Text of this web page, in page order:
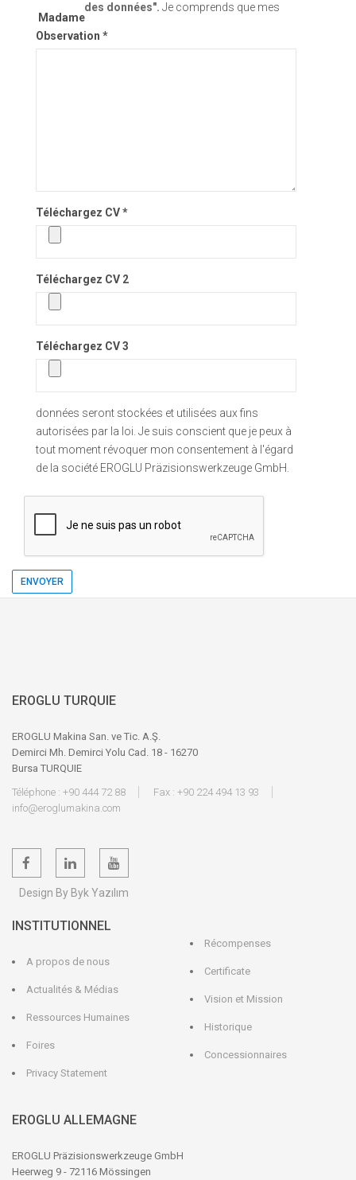
Madame
Observation *
Téléchargez CV *
Téléchargez CV 2
Téléchargez CV 3
des données". Je comprends que mes
données seront stockées et utilisées aux fins
autorisées par la loi. Je suis conscient que je peux à
tout moment révoquer mon consentement à l'égard
de la société EROGLU Präzisionswerkzeuge GmbH.
ENVOYER
EROGLU TURQUIE
EROGLU Makina San. ve Tic. A.Ş.
Demirci Mh. Demirci Yolu Cad. 18 - 16270
Bursa TURQUIE
Téléphone : +90 444 72 88
Fax : +90 224 494 13 93
info@eroglumakina.com
Design By Byk Yazılım
INSTITUTIONNEL
A propos de nous
Actualités & Médias
Ressources Humaines
Foires
Privacy Statement
Récompenses
Certificate
Vision et Mission
Historique
Concessionnaires
EROGLU ALLEMAGNE
EROGLU Präzisionswerkzeuge GmbH
Heerweg 9 - 72116 Mössingen